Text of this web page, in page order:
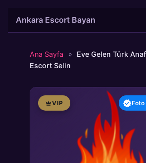
atla
Ankara Escort Bayan
Ana Sayfa »
Eve Gelen Türk
Escort Selin
VIP Foto